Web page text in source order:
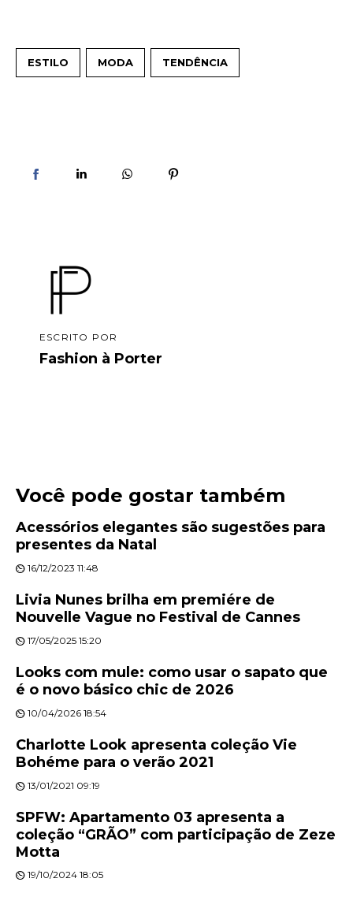
ESTILO MODA TENDÊNCIA
ESCRITO POR
Fashion à Porter
Você pode gostar também
Acessórios elegantes são sugestões para
presentes da Natal
16/12/2023 11:48
Livia Nunes brilha em premiére de
Nouvelle Vague no Festival de Cannes
17/05/2025 15:20
Looks com mule: como usar o sapato que
é o novo básico chic de 2026
10/04/2026 18:54
Charlotte Look apresenta coleção Vie
Bohéme para o verão 2021
13/01/2021 09:19
SPFW: Apartamento 03 apresenta a
coleção “GRÃO” com participação de Zeze
Motta
19/10/2024 18:05